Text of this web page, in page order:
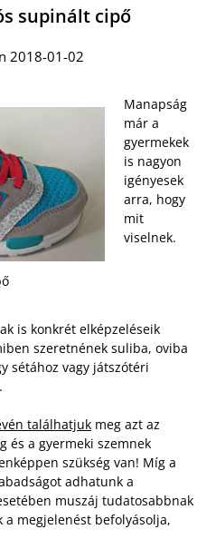
supinált cipő
2018-01-02
Manapság
már a
gyermekek
is nagyon
igényesek
arra, hogy
mit
viselnek.
is konkrét elképzeléseik
szeretnének suliba, oviba
sétához vagy játszótéri
találhatjuk meg azt az
és a gyermeki szemnek
szükség van! Míg a
adhatunk a
muszáj tudatosabbnak
megjelenést befolyásolja,